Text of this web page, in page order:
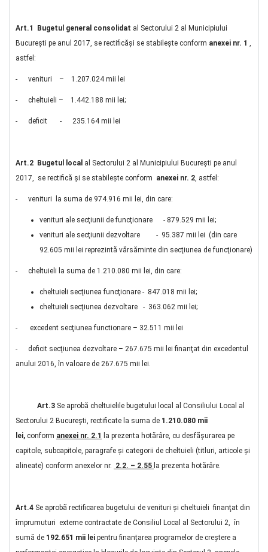
Art.1 Bugetul general consolidat al Sectorului 2 al Municipiului
Bucureşti pe anul 2017, se rectificăşi se stabileşte conform anexei nr. 1 ,
astfel:
- venituri – 1.207.024 mii lei
- cheltuieli – 1.442.188 mii lei;
- deficit - 235.164 mii lei
Art.2 Bugetul local al Sectorului 2 al Municipiului Bucureşti pe anul
2017, se rectifică şi se stabileşte conform anexei nr. 2, astfel:
- venituri la suma de 974.916 mii lei, din care:
venituri ale secţiunii de funcţionare - 879.529 mii lei;
venituri ale secţiunii dezvoltare - 95.387 mii lei (din care
92.605 mii lei reprezintă vărsăminte din secţiunea de funcţionare)
- cheltuieli la suma de 1.210.080 mii lei, din care:
cheltuieli secţiunea funcţionare - 847.018 mii lei;
cheltuieli secţiunea dezvoltare - 363.062 mii lei;
- excedent secţiunea functionare – 32.511 mii lei
- deficit secţiunea dezvoltare – 267.675 mii lei finanţat din excedentul
anului 2016, în valoare de 267.675 mii lei.
Art.3 Se aprobă cheltuielile bugetului local al Consiliului Local al
Sectorului 2 Bucureşti, rectificate la suma de 1.210.080 mii
lei, conform anexei nr. 2.1
la prezenta hotărâre, cu desfãşurarea pe
capitole, subcapitole, paragrafe şi categorii de cheltuieli (titluri, articole şi
alineate) conform anexelor nr. 2.2. – 2.55 la prezenta hotărâre.
Art.4 Se aprobã rectificarea bugetului de venituri și cheltuieli finanţat din
împrumuturi externe contractate de Consiliul Local al Sectorului 2, în
sumă de 192.651 mii lei pentru finanțarea programelor de creştere a